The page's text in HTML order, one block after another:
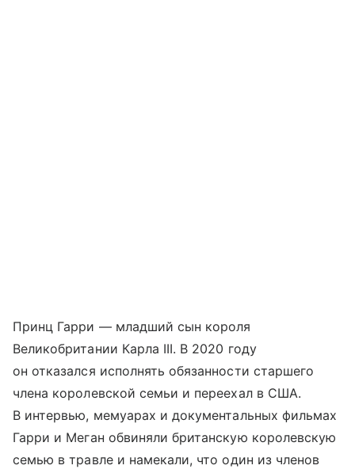
Принц Гарри — младший сын короля
Великобритании Карла III. В 2020 году
он отказался исполнять обязанности старшего
члена королевской семьи и переехал в США.
В интервью, мемуарах и документальных фильмах
Гарри и Меган обвиняли британскую королевскую
семью в травле и намекали, что один из членов